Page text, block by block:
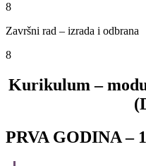
8
Završni rad – izrada i odbrana
8
Kurikulum –
PRVA GODINA –